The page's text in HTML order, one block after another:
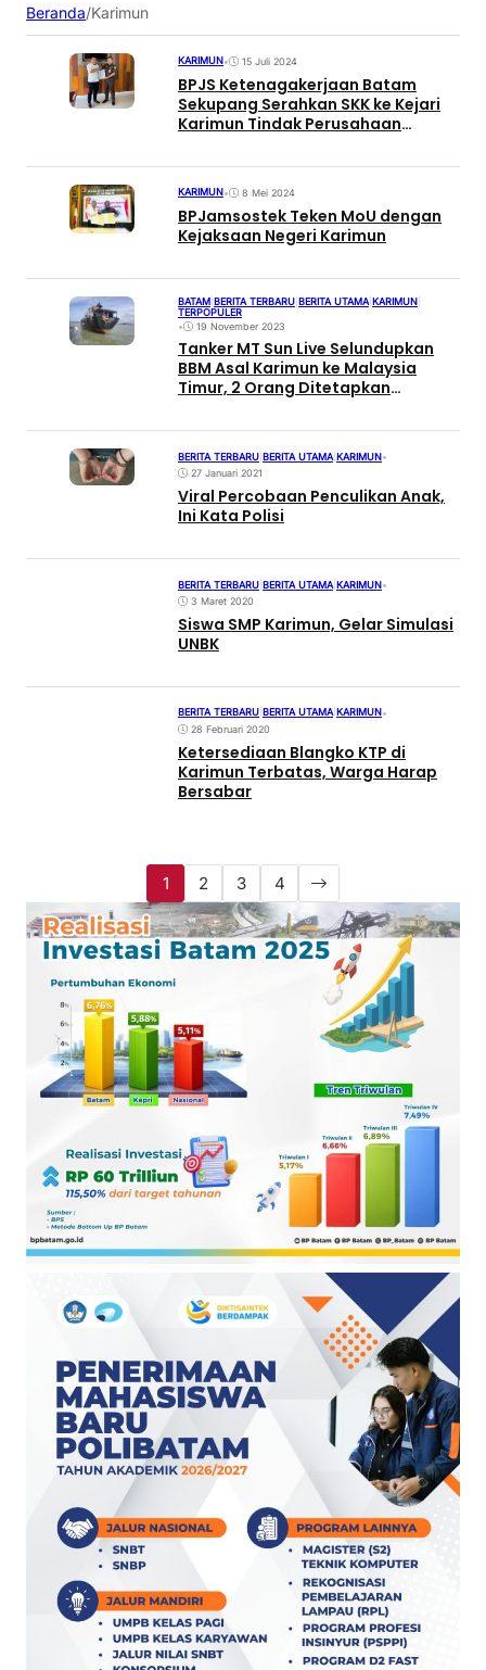
Beranda/Karimun
KARIMUN• 15 Juli 2024
BPJS Ketenagakerjaan Batam
Sekupang Serahkan SKK ke Kejari
Karimun Tindak Perusahaan
KARIMUN• 8 Mei 2024
BPJamsostek Teken MoU dengan
Kejaksaan Negeri Karimun
BATAM BERITA TERBARU BERITA UTAMA KARIMUN
TERPOPULER
•
19 November 2023
Tanker MT Sun Live Selundupkan
BBM Asal Karimun ke Malaysia
Timur, 2 Orang Ditetapkan
BERITA TERBARU BERITA UTAMA KARIMUN•
27 Januari 2021
Viral Percobaan Penculikan Anak,
Ini Kata Polisi
BERITA TERBARU BERITA UTAMA KARIMUN•
3 Maret 2020
Siswa SMP Karimun, Gelar Simulasi
UNBK
BERITA TERBARU BERITA UTAMA| KARIMUN•
28 Februari 2020
Ketersediaan Blangko KTP di
Karimun Terbatas, Warga Harap
Bersabar
1 2 3 4